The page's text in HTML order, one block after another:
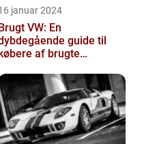
januar 2024
VW: En
guide til
af brugte